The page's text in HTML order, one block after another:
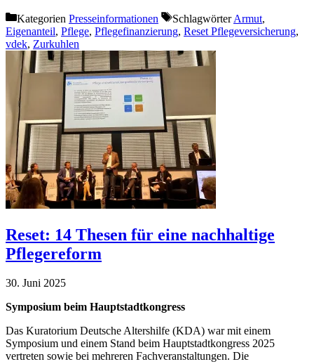
Kategorien Presseinformationen SchlagwörterArmut,
Eigenanteil, Pflege, Pflegefinanzierung, Reset Pflegeversicherung,
vdek, Zurkuhlen
Reset: 14 Thesen für eine nachhaltige
Pflegereform
30. Juni 2025
Symposium beim Hauptstadtkongress
Das Kuratorium Deutsche Altershilfe (KDA) war mit einem
Symposium und einem Stand beim Hauptstadtkongress 2025
vertreten sowie bei mehreren Fachveranstaltungen. Die